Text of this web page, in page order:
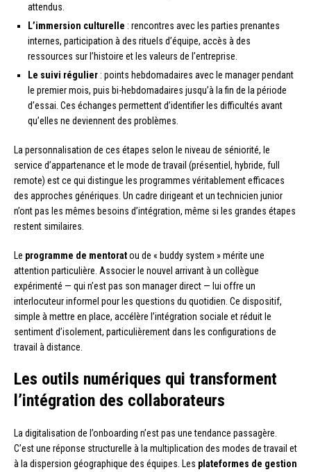
attendus.
L’immersion culturelle : rencontres avec les parties prenantes
internes, participation à des rituels d’équipe, accès à des
ressources sur l’histoire et les valeurs de l’entreprise.
Le suivi régulier : points hebdomadaires avec le manager pendant
le premier mois, puis bi-hebdomadaires jusqu’à la fin de la période
d’essai. Ces échanges permettent d’identifier les difficultés avant
qu’elles ne deviennent des problèmes.
La personnalisation de ces étapes selon le niveau de séniorité, le
service d’appartenance et le mode de travail (présentiel, hybride, full
remote) est ce qui distingue les programmes véritablement efficaces
des approches génériques. Un cadre dirigeant et un technicien junior
n’ont pas les mêmes besoins d’intégration, même si les grandes étapes
restent similaires.
Le programme de mentoratou de « buddy system » mérite une
attention particulière. Associer le nouvel arrivant à un collègue
expérimenté — qui n’est pas son manager direct — lui offre un
interlocuteur informel pour les questions du quotidien. Ce dispositif,
simple à mettre en place, accélère l’intégration sociale et réduit le
sentiment d’isolement, particulièrement dans les configurations de
travail à distance.
Les outils numériques qui transforment
l’intégration des collaborateurs
La digitalisation de l’onboarding n’est pas une tendance passagère.
C’est une réponse structurelle à la multiplication des modes de travail et
à la dispersion géographique des équipes. Les plateformes de gestion